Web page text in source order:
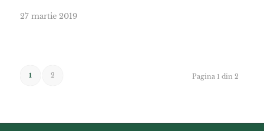
27 martie 2019
Pagina 1 din 2
1 2